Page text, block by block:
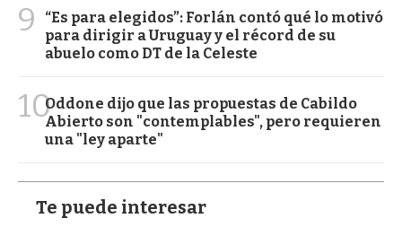
9
“Es para elegidos”: Forlán contó qué lo motivó
para dirigir a Uruguay y el récord de su
abuelo como DT de la Celeste
10Oddone dijo que las propuestas de Cabildo
Abierto son "contemplables", pero requieren
una "ley aparte"
Te puede interesar